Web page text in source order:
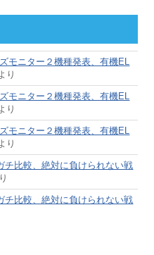
モニター２機種発表、有機EL
り
モニター２機種発表、有機EL
り
モニター２機種発表、有機EL
り
チ比較、絶対に負けられない戦
チ比較、絶対に負けられない戦